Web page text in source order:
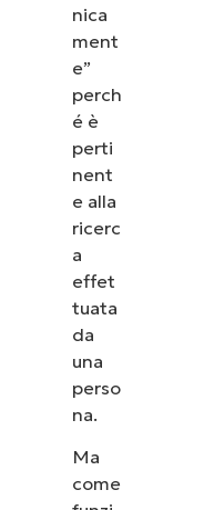
nica
ment
e”
perch
é è
perti
nent
e alla
ricerc
a
effet
tuata
da
una
perso
na.
Ma
come